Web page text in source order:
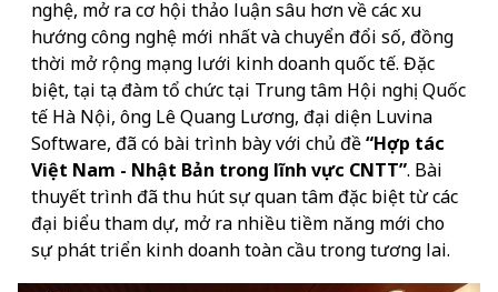
nghệ, mở ra cơ hội thảo luận sâu hơn về các xu
hướng công nghệ mới nhất và chuyển đổi số, đồng
thời mở rộng mạng lưới kinh doanh quốc tế. Đặc
biệt, tại tọa đàm tổ chức tại Trung tâm Hội nghị Quốc
tế Hà Nội, ông Lê Quang Lương, đại diện Luvina
Software, đã có bài trình bày với chủ đề“Hợp tác
Việt Nam - Nhật Bản trong lĩnh vực CNTT”. Bài
thuyết trình đã thu hút sự quan tâm đặc biệt từ các
đại biểu tham dự, mở ra nhiều tiềm năng mới cho
sự phát triển kinh doanh toàn cầu trong tương lai.